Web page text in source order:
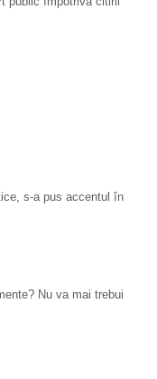
s-a pus accentul în
Nu va mai trebui